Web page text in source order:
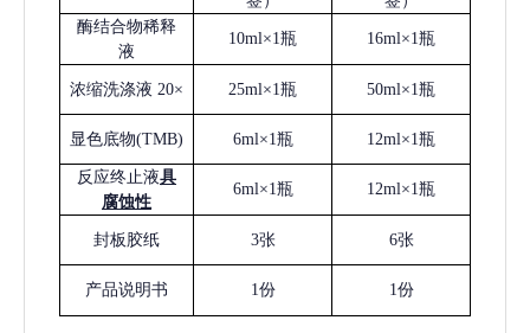
酶结合物稀释
液
10ml×1瓶 16ml×1瓶
浓缩洗涤液 20× 25ml×1瓶 50ml×1瓶
显色底物(TMB) 6ml×1瓶 12ml×1瓶
反应终止液具
腐蚀性
6ml×1瓶 12ml×1瓶
封板胶纸 3张 6张
产品说明书 1份 1份